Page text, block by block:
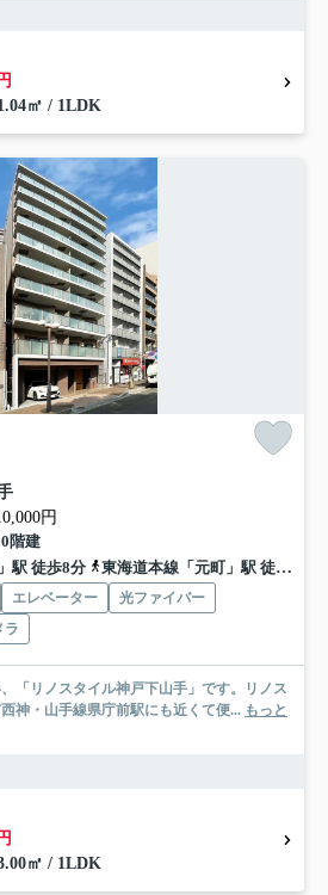
㎡ / 1LDK
円
階建
駅 徒歩8分
東海道本線「元町」駅 徒歩7分
エレベーター
光ファイバー
ラ
「リノスタイル神戸下山手」です。リノス
神・山手線県庁前駅にも近くて便... もっと
㎡ / 1LDK